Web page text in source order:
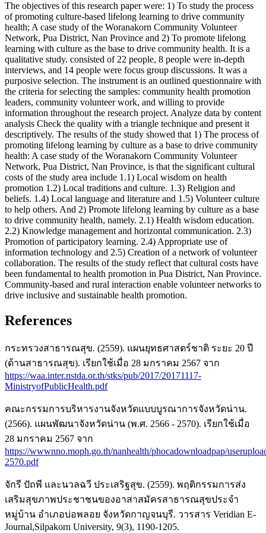
The objectives of this research paper were: 1) To study the process
of promoting culture-based lifelong learning to drive community
health; A case study of the Woranakorn Community Volunteer
Network, Pua District, Nan Province and 2) To promote lifelong
learning with culture as the base to drive community health. It is a
qualitative study. consisted of 22 people, 8 people were in-depth
interviews, and 14 people were focus group discussions. It was a
purposive selection. The instrument is an outlined questionnaire with
the criteria for selecting the samples: community health promotion
leaders, community volunteer work, and willing to provide
information throughout the research project. Analyze data by content
analysis Check the quality with a triangle technique and present it
descriptively. The results of the study showed that 1) The process of
promoting lifelong learning by culture as a base to drive community
health: A case study of the Woranakorn Community Volunteer
Network, Pua District, Nan Province, is that the significant cultural
costs of the study area include 1.1) Local wisdom on health
promotion 1.2) Local traditions and culture. 1.3) Religion and
beliefs. 1.4) Local language and literature and 1.5) Volunteer culture
to help others. And 2) Promote lifelong learning by culture as a base
to drive community health, namely. 2.1) Health wisdom education.
2.2) Knowledge management and horizontal communication. 2.3)
Promotion of participatory learning. 2.4) Appropriate use of
information technology and 2.5) Creation of a network of volunteer
collaboration. The results of the study reflect that cultural costs have
been fundamental to health promotion in Pua District, Nan Province.
Community-based and rural interaction enable volunteer networks to
drive inclusive and sustainable health promotion.
References
กระทรวงสาธารณสุข. (2559). แผนยุทธศาสตร์ชาติ ระยะ 20 ปี
(ด้านสาธารณสุข). เรียกใช้เมื่อ 28 มกราคม 2567 จาก
https://waa.inter.nstda.or.th/stks/pub/2017/20171117-
MinistryofPublicHealth.pdf
คณะกรรมการบริหารงานจังหวัดแบบบูรณาการจังหวัดน่าน.
(2566). แผนพัฒนาจังหวัดน่าน (พ.ศ. 2566 - 2570). เรียกใช้เมื่อ
28 มกราคม 2567 จาก
https://wwwnno.moph.go.th/nanhealth/phocadownloadpap/
2570.pdf
จักรี ปัถพี และนวลฉวี ประเสริฐสุข. (2559). พฤติกรรมการส่ง
เสริมสุขภาพประชาชนของอาสาสมัครสาธารณสุขประจำ
หมู่บ้าน อำเภอบ่อพลอย จังหวัดกาญจนบุรี. วารสาร Veridian E-
Journal,Silpakorn University, 9(3), 1190-1205.